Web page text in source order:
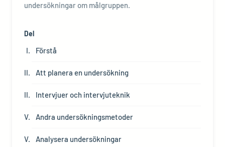
undersökningar om målgruppen.
Del
Förstå
Att planera en undersökning
Intervjuer och intervjuteknik
Andra undersökningsmetoder
Analysera undersökningar